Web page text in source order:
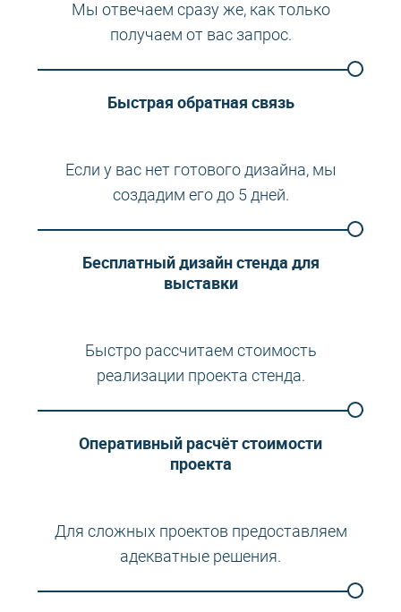
Мы отвечаем сразу же, как только
получаем от вас запрос.
Быстрая обратная связь
Если у вас нет готового дизайна, мы
создадим его до 5 дней.
Бесплатный дизайн стенда для
выставки
Быстро рассчитаем стоимость
реализации проекта стенда.
Оперативный расчёт стоимости
проекта
Для сложных проектов предоставляем
адекватные решения.